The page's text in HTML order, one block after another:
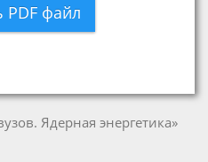
PDF файл
Ядерная энергетика»